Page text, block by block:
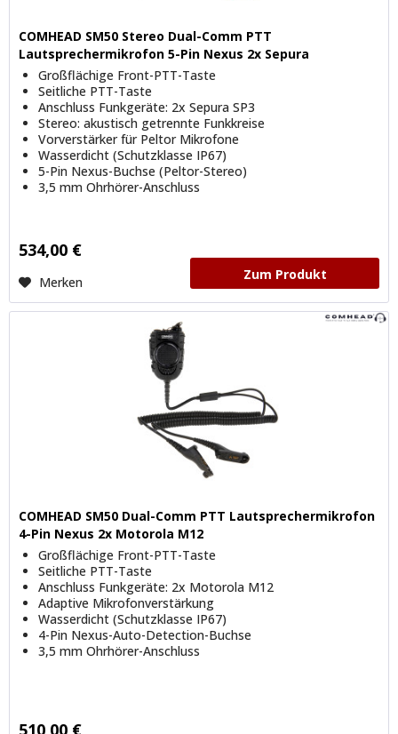
COMHEAD SM50 Stereo Dual-Comm PTT
Lautsprechermikrofon 5-Pin Nexus 2x Sepura
Großflächige Front-PTT-Taste
Seitliche PTT-Taste
Anschluss Funkgeräte: 2x Sepura SP3
Stereo: akustisch getrennte Funkkreise
Vorverstärker für Peltor Mikrofone
Wasserdicht (Schutzklasse IP67)
5-Pin Nexus-Buchse (Peltor-Stereo)
3,5 mm Ohrhörer-Anschluss
534,00 €
Merken Zum Produkt
COMHEAD SM50 Dual-Comm PTT Lautsprechermikrofon
4-Pin Nexus 2x Motorola M12
Großflächige Front-PTT-Taste
Seitliche PTT-Taste
Anschluss Funkgeräte: 2x Motorola M12
Adaptive Mikrofonverstärkung
Wasserdicht (Schutzklasse IP67)
4-Pin Nexus-Auto-Detection-Buchse
3,5 mm Ohrhörer-Anschluss
510,00 €